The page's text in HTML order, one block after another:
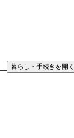
暮らし・手続きを開く